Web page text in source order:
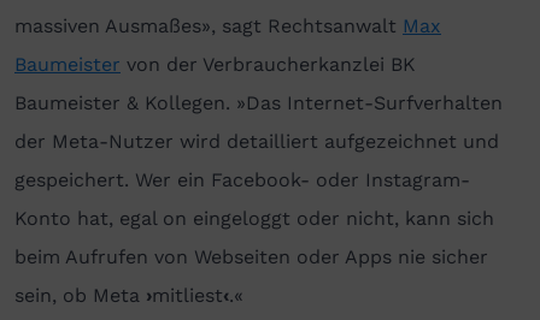
massiven Ausmaßes», sagt Rechtsanwalt Max
Baumeister von der Verbraucherkanzlei BK
Baumeister & Kollegen. »Das Internet-Surfverhalten
der Meta-Nutzer wird detailliert aufgezeichnet und
gespeichert. Wer ein Facebook- oder Instagram-
Konto hat, egal on eingeloggt oder nicht, kann sich
beim Aufrufen von Webseiten oder Apps nie sicher
sein, ob Meta ›mitliest‹.«